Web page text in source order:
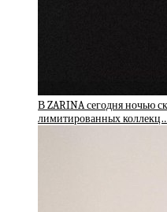
В ZARINA сегодня ночью
лимитированных